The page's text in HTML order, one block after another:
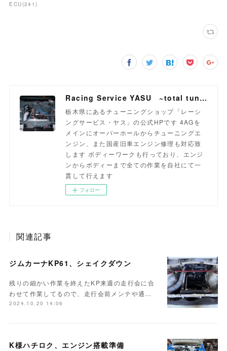
ECU(241)
Racing Service YASU ~total tuning proshop~
栃木県にあるチューニングショップ「レーシ
ングサービス・ヤス」の公式HPです 4AGを
メインにオーバーホールからチューニングエ
ンジン、また国産旧車エンジン修理も対応致
します ボディーワークも行っており、エンジ
ンからボディーまで全ての作業を自社にて一
貫して行えます
フォロー
関連記事
ジムカーナKP61、シェイクダウン
残りの細かい作業を終えたKP来週の走行会に合
わせて作業してるので、走行会前メンテや通…
2024.10.20 14:06
K様ハチロク、エンジン搭載準備